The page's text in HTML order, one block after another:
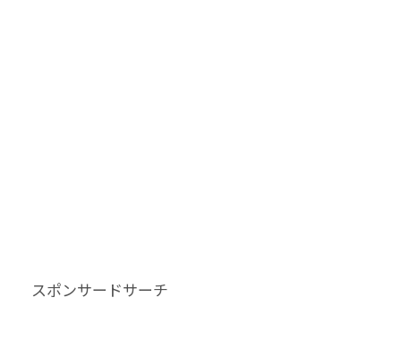
スポンサードサーチ